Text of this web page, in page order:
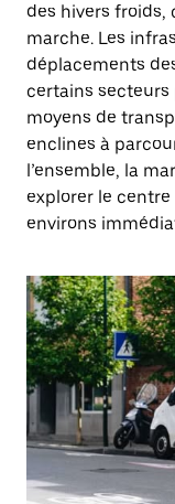
des hivers
marche. Les
déplacements
certains secteurs
moyens de
enclines à
l’ensemble, la
explorer le
environs